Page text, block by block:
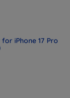
iPhone 17 Pro